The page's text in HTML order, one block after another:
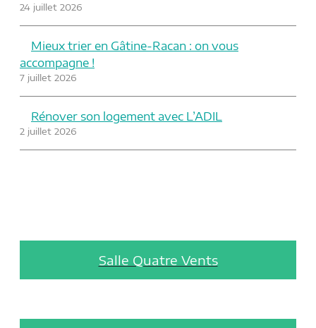
24 juillet 2026
Mieux trier en Gâtine-Racan : on vous
accompagne !
7 juillet 2026
Rénover son logement avec L’ADIL
2 juillet 2026
Salle Quatre Vents